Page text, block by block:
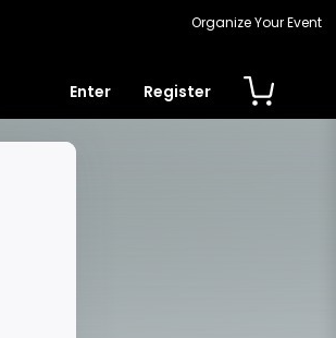
Organize Your Event
Enter Register